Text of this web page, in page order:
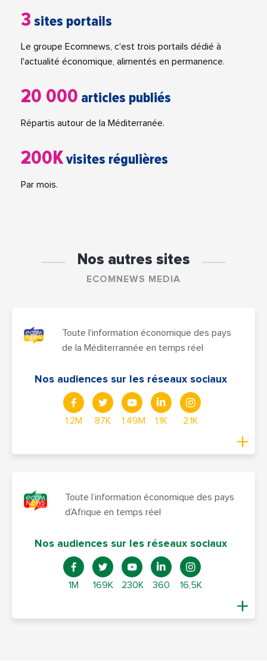
3 sites portails
Le groupe Ecomnews, c'est trois portails dédié à
l'actualité économique, alimentés en permanence.
20 000 articles publiés
Répartis autour de la Méditerranée.
200Kvisites régulières
Par mois.
Nos autres sites
ECOMNEWS MEDIA
Toute l'information économique des pays
de la Méditerrannée en temps réel
Nos audiences sur les réseaux sociaux
1,2M 87K 1,49M 1,1K 2,1K
Toute l’information économique des pays
d’Afrique en temps réel
Nos audiences sur les réseaux sociaux
1M 169K 230K 360 16,5K